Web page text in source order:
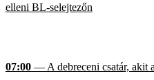
elleni BL-selejtezőn
07:00 — A debreceni csatár, akit